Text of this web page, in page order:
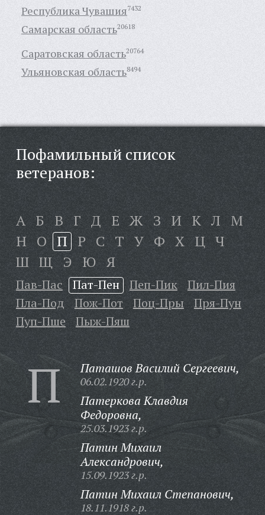
Республика Чувашия7432
Самарская область20618
Саратовская область20764
Ульяновская область8494
Пофамильный список
ветеранов:
А Б В Г Д Е Ж З И К Л М
Н О П Р С Т У Ф Х Ц Ч
Ш Щ Э Ю Я
Пав-Пас Пат-Пен Пеп-Пик
Пил-Пия
Пла-Под
Пож-Пот Поц-Пры
Пря-Пун
Пуп-Пше
Пыж-Пяш
П Паташов Василий Сергеевич,
06.02.1920 г.р.
Патеркова Клавдия
Федоровна,
25.03.1923 г.р.
Патин Михаил
Александрович,
15.09.1923 г.р.
Патин Михаил Степанович,
18.11.1918 г.р.